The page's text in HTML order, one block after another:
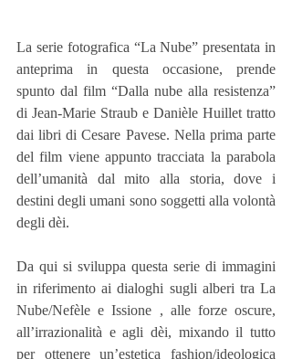
La serie fotografica “La Nube” presentata in
anteprima in questa occasione, prende
spunto dal film “Dalla nube alla resistenza”
di Jean-Marie Straub e Danièle Huillet tratto
dai libri di Cesare Pavese. Nella prima parte
del film viene appunto tracciata la parabola
dell’umanità dal mito alla storia, dove i
destini degli umani sono soggetti alla volontà
degli dèi.
Da qui si sviluppa questa serie di immagini
in riferimento ai dialoghi sugli alberi tra La
Nube/Nefèle e Issione , alle forze oscure,
all’irrazionalità e agli dèi, mixando il tutto
per ottenere un’estetica fashion/ideologica